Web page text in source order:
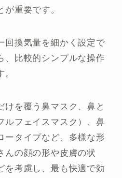
重要です。
回換気量を細かく設定で
、比較的シンプルな操作
けを覆う鼻マスク、鼻と
ルフェイスマスク）、鼻
ータイプなど、多様な形
んの顔の形や皮膚の状
を考慮し、最も快適で効